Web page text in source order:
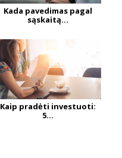
Kada pavedimas pagal
sąskaitą...
Kaip pradėti investuoti:
5...